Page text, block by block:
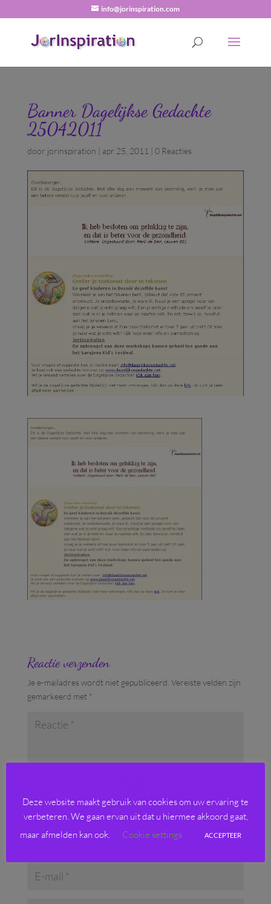
info@jorinspiration.com
Banner Dagelijkse Gedachte
25042011
door jorinspiration | apr 25, 2011 | 0 Reacties
Reactie verzenden
Je e-mailadres wordt niet gepubliceerd. Vereiste velden zijn
gemarkeerd met *
Deze website maakt gebruik van cookies om uw ervaring te
verbeteren. We gaan ervan uit dat u hiermee akkoord gaat,
maar afmelden kan ook.
Cookie settings ACCEPTEER